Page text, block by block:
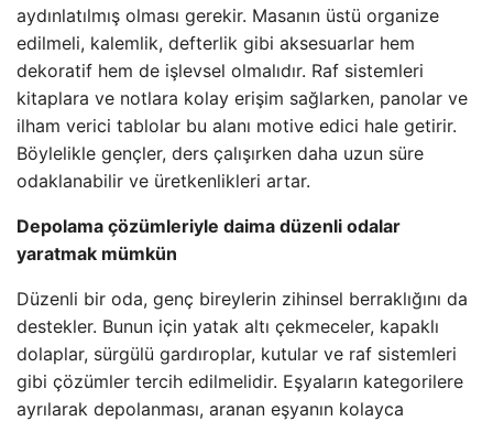
aydınlatılmış olması gerekir. Masanın üstü organize
edilmeli, kalemlik, defterlik gibi aksesuarlar hem
dekoratif hem de işlevsel olmalıdır. Raf sistemleri
kitaplara ve notlara kolay erişim sağlarken, panolar ve
ilham verici tablolar bu alanı motive edici hale getirir.
Böylelikle gençler, ders çalışırken daha uzun süre
odaklanabilir ve üretkenlikleri artar.
Depolama çözümleriyle daima düzenli odalar
yaratmak mümkün
Düzenli bir oda, genç bireylerin zihinsel berraklığını da
destekler. Bunun için yatak altı çekmeceler, kapaklı
dolaplar, sürgülü gardıroplar, kutular ve raf sistemleri
gibi çözümler tercih edilmelidir. Eşyaların kategorilere
ayrılarak depolanması, aranan eşyanın kolayca